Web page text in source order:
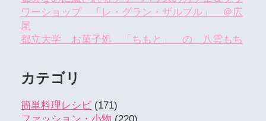
ワーショップ 「レ・グラン・ザルブル」 ＠広
尾
都立大学 お菓子処 「ちもと」 の 八雲もち
カテゴリ
簡単料理レシピ (171)